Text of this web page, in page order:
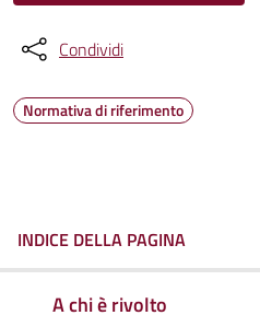
Condividi
Normativa di riferimento
INDICE DELLA PAGINA
A chi è rivolto